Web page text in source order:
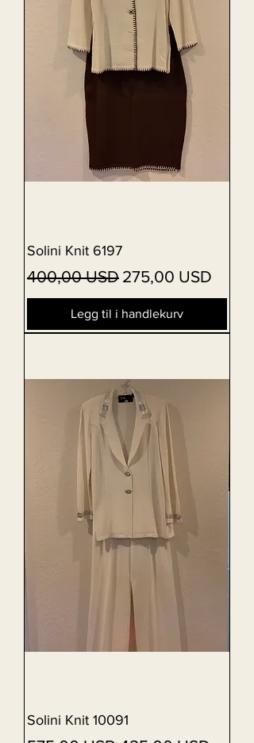
Solini Knit 6197
Vanlig pris
400,00 USD Salgspris
275,00 USD
Legg til i handlekurv
Solini Knit 10091